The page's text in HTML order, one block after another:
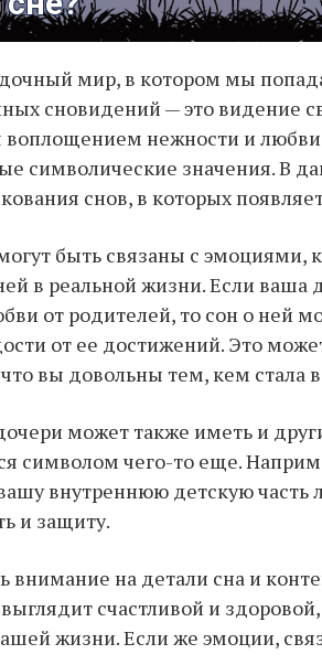
мир, в котором мы
сновидений — это видение
воплощением нежности и
символические значения. В
снов, в которых
быть связаны с
в реальной жизни. Если ваша
от родителей, то сон о ней
от ее достижений. Это
вы довольны тем, кем стала
может также иметь и
символом чего-то еще.
внутреннюю детскую часть
и защиту.
внимание на детали сна и
счастливой и
жизни. Если же эмоции,